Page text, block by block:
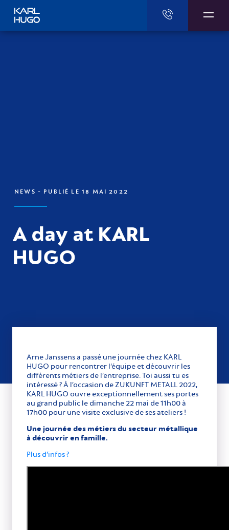
NEWS - PUBLIÉ LE 18 MAI 2022
A day at KARL
HUGO
Arne Janssens a passé une journée chez KARL
HUGO pour rencontrer l’équipe et découvrir les
différents métiers de l’entreprise. Toi aussi tu es
intéressé ? À l’occasion de ZUKUNFT METALL 2022,
KARL HUGO ouvre exceptionnellement ses portes
au grand public le dimanche 22 mai de 11h00 à
17h00 pour une visite exclusive de ses ateliers !
Une journée des métiers du secteur métallique
à découvrir en famille.
Plus d’infos ?
Karl Hugo